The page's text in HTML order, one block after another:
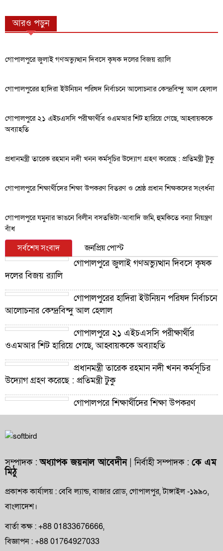
আরও পড়ুন
গোপালপুরে জুলাই গণঅভ্যুত্থান দিবসে কৃষক দলের বিজয় র‍্যালি
গোপালপুরের হাদিরা ইউনিয়ন পরিষদ নির্বাচনে আলোচনার কেন্দ্রবিন্দু আল হেলাল
গোপালপুরে ২১ এইচএসসি পরীক্ষার্থীর ওএমআর শিট হারিয়ে গেছে, আহ্বায়ককে
অব্যাহতি
প্রধানমন্ত্রী তারেক রহমান নদী খনন কর্মসূচির উদ্যোগ গ্রহণ করেছে : প্রতিমন্ত্রী টুকু
গোপালপুরে শিক্ষার্থীদের শিক্ষা উপকরণ বিতরণ ও শ্রেষ্ঠ প্রধান শিক্ষকদের সংবর্ধনা
গোপালপুরে যমুনার ভাঙনে বিলীন বসতভিটা-আবাদি জমি, হুমকিতে বন্যা নিয়ন্ত্রণ
বাঁধ
সর্বশেষ সংবাদ জনপ্রিয় পোস্ট
গোপালপুরে জুলাই গণঅভ্যুত্থান দিবসে কৃষক
দলের বিজয় র‍্যালি
গোপালপুরের হাদিরা ইউনিয়ন পরিষদ নির্বাচনে
আলোচনার কেন্দ্রবিন্দু আল হেলাল
গোপালপুরে ২১ এইচএসসি পরীক্ষার্থীর
ওএমআর শিট হারিয়ে গেছে, আহ্বায়ককে অব্যাহতি
প্রধানমন্ত্রী তারেক রহমান নদী খনন কর্মসূচির
উদ্যোগ গ্রহণ করেছে : প্রতিমন্ত্রী টুকু
গোপালপুরে শিক্ষার্থীদের শিক্ষা উপকরণ
বিতরণ ও শ্রেষ্ঠ প্রধান শিক্ষকদের সংবর্ধনা
দুর্নীতি ও অনিয়মের অভিযোগ
অফিসারের বিদায় সংবর্ধনা
গোপালপুর প্রেসক্লাবের সংবাদকর্মীদের সঙ্গে
সম্পাদক :অধ্যাপক জয়নাল আবেদীন| নির্বাহী সম্পাদক : কে এম
মিঠু
প্রকাশক কার্যালয় : বেবি ল্যান্ড, বাজার রোড, গোপালপুর, টাঙ্গাইল -১৯৯০,
বাংলাদেশ।
বার্তা কক্ষ : +88 01833676666,
বিজ্ঞাপন : +88 01764927033